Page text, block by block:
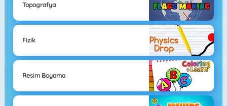
Topografya
Fizik
Resim Boyama